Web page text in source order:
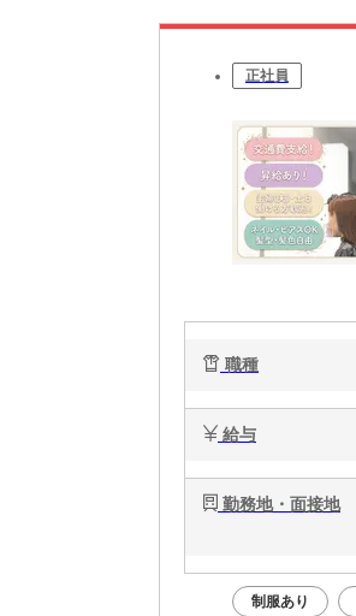
正社員
職種
給与
勤務地・面接地
制服あり